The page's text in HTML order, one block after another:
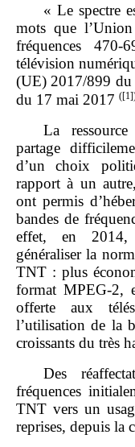
« Le spectre
mots que
fréquences
télévision
(UE) 2017/899 du
du 17 mai 2017 ([1]
La
partage
d’un choix
rapport à un
ont permis
bandes de
effet, en 2014,
généraliser la
TNT : plus
format MPEG‑2,
offerte aux
l’utilisation de la
croissants du très
Des
fréquences
TNT vers un
reprises, depuis la